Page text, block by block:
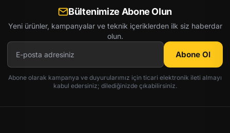
Bültenimize Abone Olun
Yeni ürünler, kampanyalar ve teknik içeriklerden ilk siz haberdar
olun.
Abone Ol
Abone olarak kampanya ve duyurularımız için ticari elektronik ileti almayı
kabul edersiniz; dilediğinizde çıkabilirsiniz.